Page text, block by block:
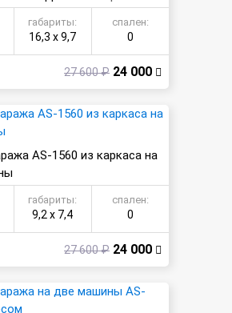
габариты:
16,3 х 9,7
спален:
0
27 600 ₽ 24 000
AS-1560 из каркаса на
габариты:
9,2 х 7,4
спален:
0
27 600 ₽ 24 000